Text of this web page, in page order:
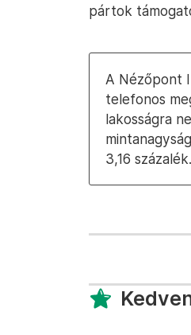
pártok
A Nézőpont
telefonos
lakosságra
3,16 százalék.